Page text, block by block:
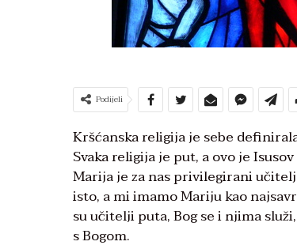
Podijeli
Kršćanska religija je sebe
Svaka religija je put, a ovo je
Marija je za nas privilegirani
isto, a mi imamo Mariju kao
su učitelji puta, Bog se i njima
s Bogom.